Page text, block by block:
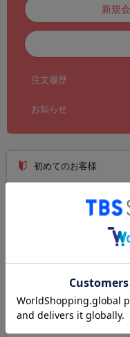
新規
注文履歴
お知らせ
初めてのお客様
ご利用ガイド
よくあるご質問